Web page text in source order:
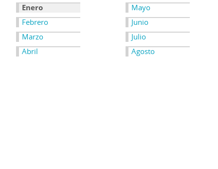
Enero
Febrero
Marzo
Abril
Mayo
Junio
Julio
Agosto